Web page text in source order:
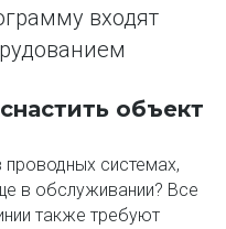
входят
объект
системах,
в обслуживании? Все
также требуют